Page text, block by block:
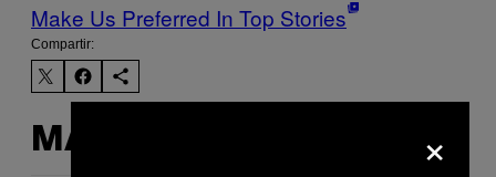
Make Us Preferred In Top Stories
Compartir:
MÁS DE LO MISMO ×